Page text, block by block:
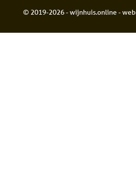
© 2019-2026 - wijnhuis.online -